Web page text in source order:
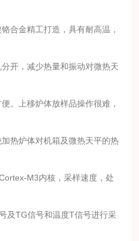
合金精工打造，具有耐高温，
开，减少热量和振动对微热天
。上移炉体放样品操作很难，
热炉体对机箱及微热天平的热
M3内核，采样速度，处
及TG信号和温度T信号进行采